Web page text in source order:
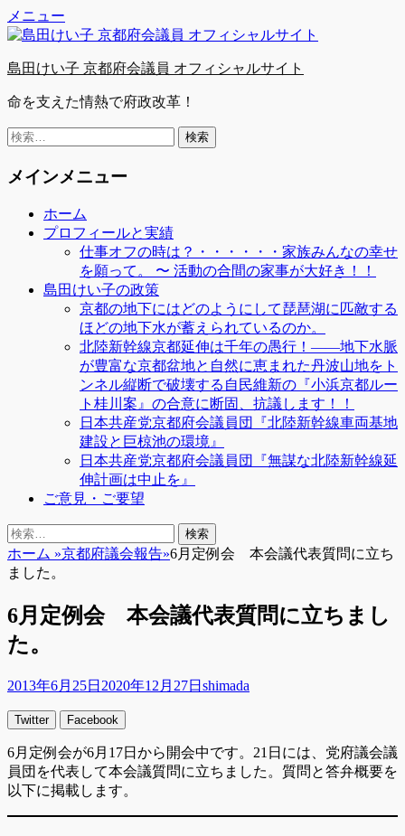
コ
ン
ン
へ
ス
キ
ッ
プ
Facebook
Twitter
YouTube
メニュー
島田けい子 京都府会議員 オフィシャルサイト
命を支えた情熱で府政改革！
検
メインメニュー
ホーム
プロフィールと実績
仕事オフの時は？・・・・・・家族みんなの幸せ
を願って。 〜 活動の合間の家事が大好き！！
島田けい子の政策
京都の地下にはどのようにして琵琶湖に匹敵する
ほどの地下水が蓄えられているのか。
北陸新幹線京都延伸は千年の愚行！――地下水脈
が豊富な京都盆地と自然に恵まれた丹波山地をト
ンネル縦断で破壊する自民維新の『小浜京都ルー
ト桂川案』の合意に断固、抗議します！！
日本共産党京都府会議員団『北陸新幹線車両基地
建設と巨椋池の環境』
日本共産党京都府会議員団『無謀な北陸新幹線延
伸計画は中止を』
ご意見・ご要望
検
索
検
索:
ホーム »京都府議会報告»6月定例会 本会議代表質問に立ち
ました。
6月定例会 本会議代表質問に立ちまし
た。
投
日
2013年6月25日 2020年12月27日 投
shimada
Twitter Facebook
6月定例会が6月17日から開会中です。21日には、党府議会議
員団を代表して本会議質問に立ちました。質問と答弁概要を
以下に掲載します。